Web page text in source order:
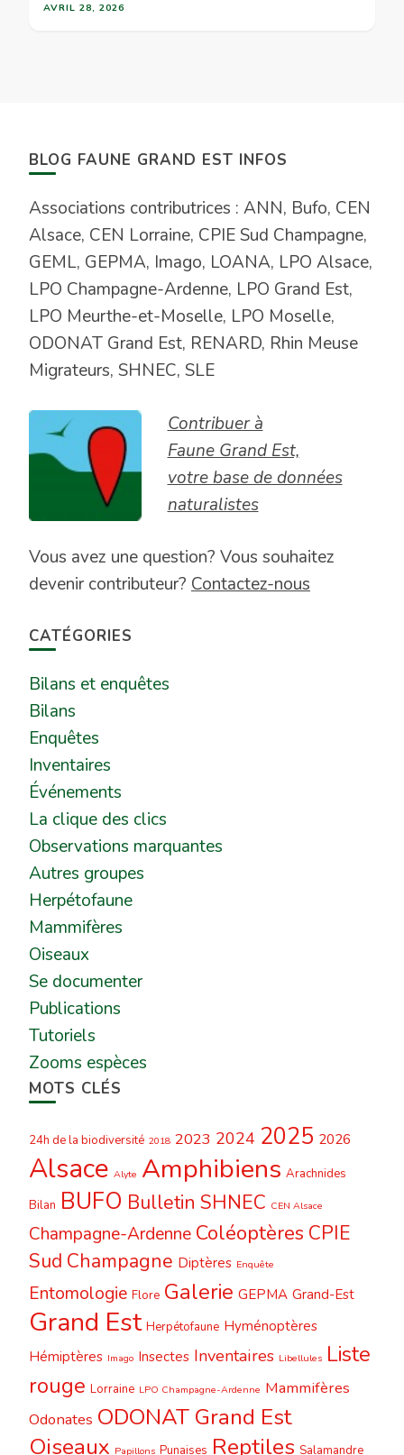
AVRIL 28, 2026
BLOG FAUNE GRAND EST INFOS
Associations contributrices : ANN, Bufo, CEN
Alsace, CEN Lorraine, CPIE Sud Champagne,
GEML, GEPMA, Imago, LOANA, LPO Alsace,
LPO Champagne-Ardenne, LPO Grand Est,
LPO Meurthe-et-Moselle, LPO Moselle,
ODONAT Grand Est, RENARD, Rhin Meuse
Migrateurs, SHNEC, SLE
Contribuer à
Faune Grand Est,
votre base de données
naturalistes
Vous avez une question? Vous souhaitez
devenir contributeur? Contactez-nous
CATÉGORIES
Bilans et enquêtes
Bilans
Enquêtes
Inventaires
Événements
La clique des clics
Observations marquantes
Autres groupes
Herpétofaune
Mammifères
Oiseaux
Se documenter
Publications
Tutoriels
Zooms espèces
MOTS CLÉS
24h de la biodiversité 2018 2023 2024 2025 2026
Alsace Alyte Amphibiens Arachnides
Bilan BUFO Bulletin SHNEC CEN Alsace
Champagne-Ardenne Coléoptères CPIE
Sud Champagne Diptères Enquête
Entomologie Flore Galerie GEPMA Grand-Est
Grand Est Herpétofaune Hyménoptères
Hémiptères Imago Insectes Inventaires Libellules Liste
rouge Lorraine LPO Champagne-Ardenne Mammifères
Odonates ODONAT Grand Est
Oiseaux Papillons Punaises Reptiles Salamandre